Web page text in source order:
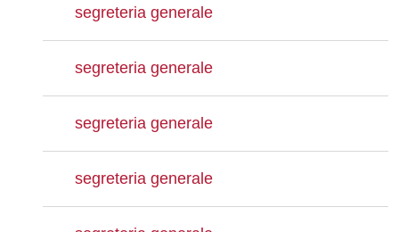
segreteria generale
segreteria generale
segreteria generale
segreteria generale